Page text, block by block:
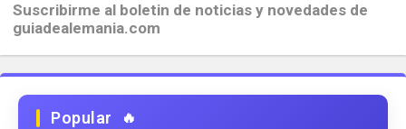
Suscribirme al boletin de noticias y novedades de
guiadealemania.com
Popular